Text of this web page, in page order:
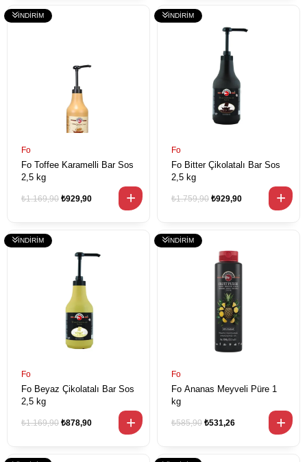
Fo
Fo Toffee Karamelli Bar Sos
2,5 kg
₺929,90
₺1.169,90
Fo
Fo Bitter Çikolatalı Bar Sos
2,5 kg
₺929,90
₺1.759,90
Fo
Fo Beyaz Çikolatalı Bar Sos
2,5 kg
₺878,90
₺1.169,90
Fo
Fo Ananas Meyveli Püre 1
kg
₺531,26
₺585,90